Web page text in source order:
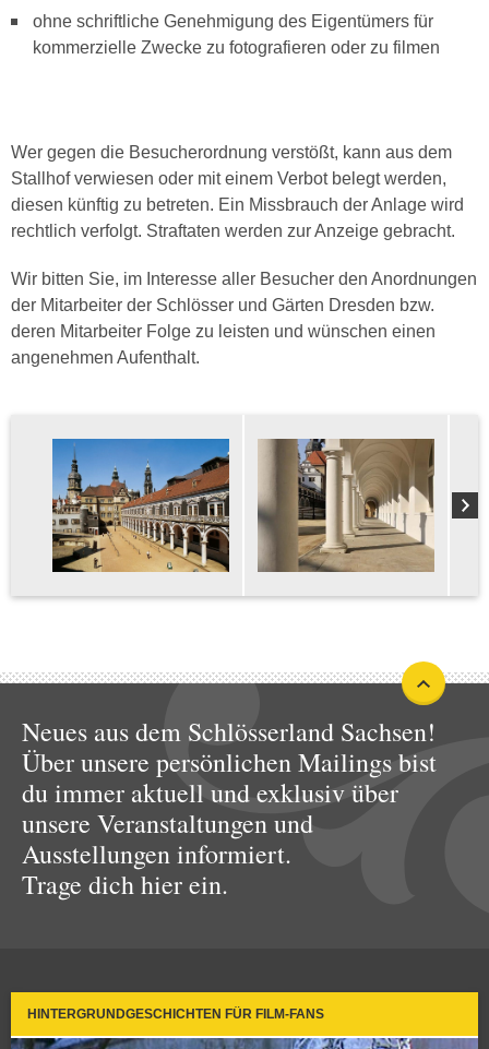
ohne schriftliche Genehmigung des Eigentümers für
kommerzielle Zwecke zu fotografieren oder zu filmen
Wer gegen die Besucherordnung verstößt, kann aus dem
Stallhof verwiesen oder mit einem Verbot belegt werden,
diesen künftig zu betreten. Ein Missbrauch der Anlage wird
rechtlich verfolgt. Straftaten werden zur Anzeige gebracht.
Wir bitten Sie, im Interesse aller Besucher den Anordnungen
der Mitarbeiter der Schlösser und Gärten Dresden bzw.
deren Mitarbeiter Folge zu leisten und wünschen einen
angenehmen Aufenthalt.
Neues aus dem Schlösserland Sachsen!
Über unsere persönlichen Mailings bist
du immer aktuell und exklusiv über
unsere Veranstaltungen und
Ausstellungen informiert.
Trage dich hier ein.
HINTERGRUNDGESCHICHTEN FÜR FILM-FANS